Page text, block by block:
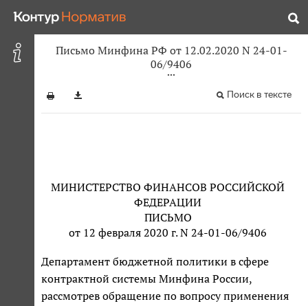
Письмо Минфина РФ от 12.02.2020 N 24-01-
06/9406
Поиск в тексте
МИНИСТЕРСТВО ФИНАНСОВ РОССИЙСКОЙ
ФЕДЕРАЦИИ
ПИСЬМО
от 12 февраля 2020 г. N 24-01-06/9406
Департамент бюджетной политики в сфере
контрактной системы Минфина России,
рассмотрев обращение по вопросу применения